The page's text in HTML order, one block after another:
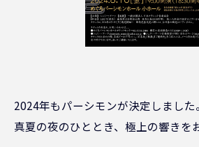
2024年もパーシモンが決定しました。
真夏の夜のひととき、極上の響きを